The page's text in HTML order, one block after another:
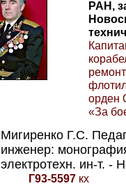
РАН,
орден
«За
Мигиренко Г.С.
инженер:
электротехн. ин-т. -
Г93-5597кх